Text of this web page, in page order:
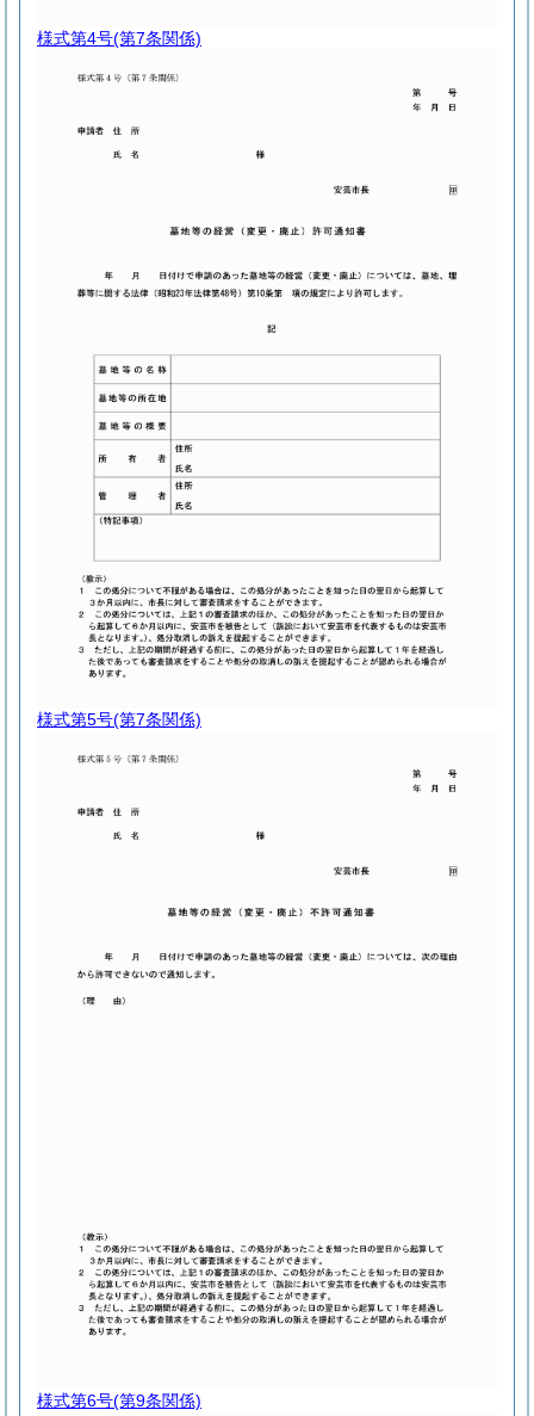
様式第4号(第7条関係)
様式第5号(第7条関係)
様式第6号(第9条関係)